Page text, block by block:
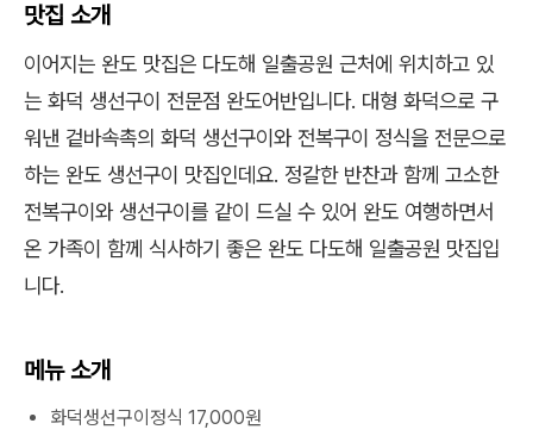
맛집 소개
이어지는 완도 맛집은 다도해 일출공원 근처에 위치하고 있
는 화덕 생선구이 전문점 완도어반입니다. 대형 화덕으로 구
워낸 겉바속촉의 화덕 생선구이와 전복구이 정식을 전문으로
하는 완도 생선구이 맛집인데요. 정갈한 반찬과 함께 고소한
전복구이와 생선구이를 같이 드실 수 있어 완도 여행하면서
온 가족이 함께 식사하기 좋은 완도 다도해 일출공원 맛집입
니다.
메뉴 소개
화덕생선구이정식 17,000원